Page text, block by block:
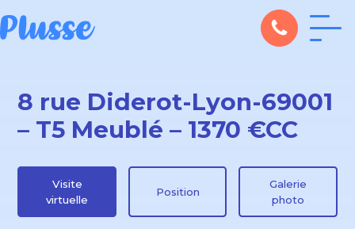
8 rue Diderot-Lyon-69001
– T5 Meublé – 1370 €CC
Visite
virtuelle
Position
Galerie
photo